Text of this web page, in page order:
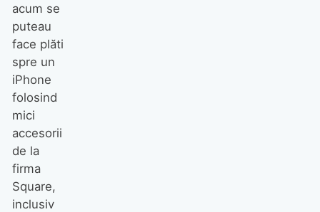
acum se
puteau
face plăti
spre un
iPhone
folosind
mici
accesorii
de la
firma
Square,
inclusiv